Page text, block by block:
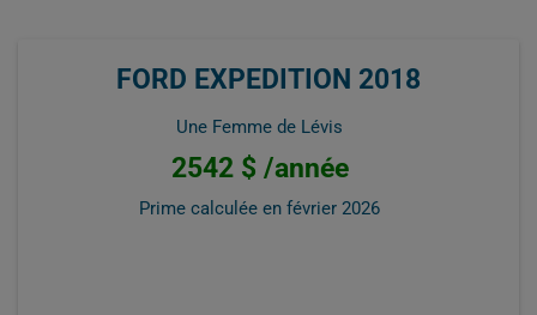
FORD EXPEDITION 2018
Une Femme de Lévis
2542 $ /année
Prime calculée en février 2026